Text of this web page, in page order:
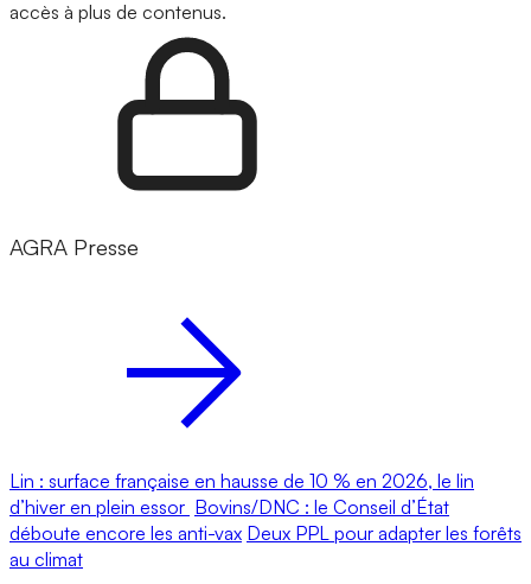
accès à plus de contenus.
AGRA Presse
Lin : surface française en hausse de 10 % en 2026, le lin
d’hiver en plein essor Bovins/DNC : le Conseil d’État
déboute encore les anti-vax Deux PPL pour adapter les forêts
au climat